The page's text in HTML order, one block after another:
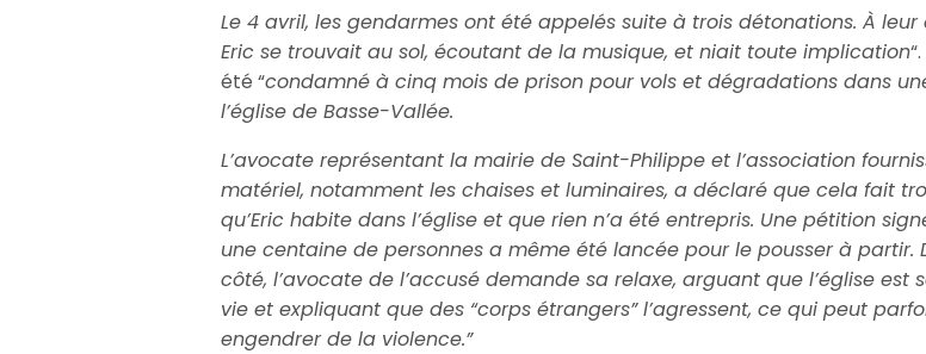
Le 4 avril, les gendarmes ont été appelés suite à trois détonations. À leur
Eric se trouvait au sol, écoutant de la musique, et niait toute implication
été “condamné à cinq mois de prison pour vols et dégradations dans
l’église de Basse-Vallée.
L’avocate représentant la mairie de Saint-Philippe et l’association
matériel, notamment les chaises et luminaires, a déclaré que cela fait
qu’Eric habite dans l’église et que rien n’a été entrepris. Une pétition
une centaine de personnes a même été lancée pour le pousser à partir.
côté, l’avocate de l’accusé demande sa relaxe, arguant que l’église est
vie et expliquant que des “corps étrangers” l’agressent, ce qui peut
engendrer de la violence.”